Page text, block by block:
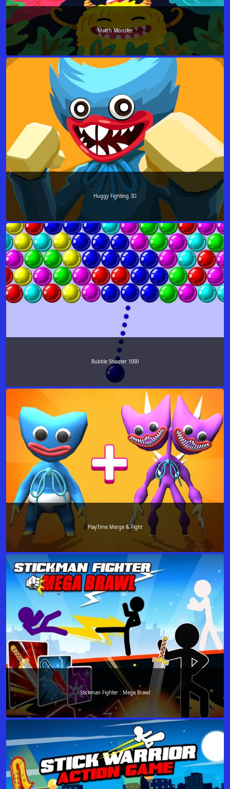
Match Monster
Huggy Fighting 3D
Bubble Shooter 1000
PlayTime Merge & Fight
Stickman Fighter : Mega Brawl